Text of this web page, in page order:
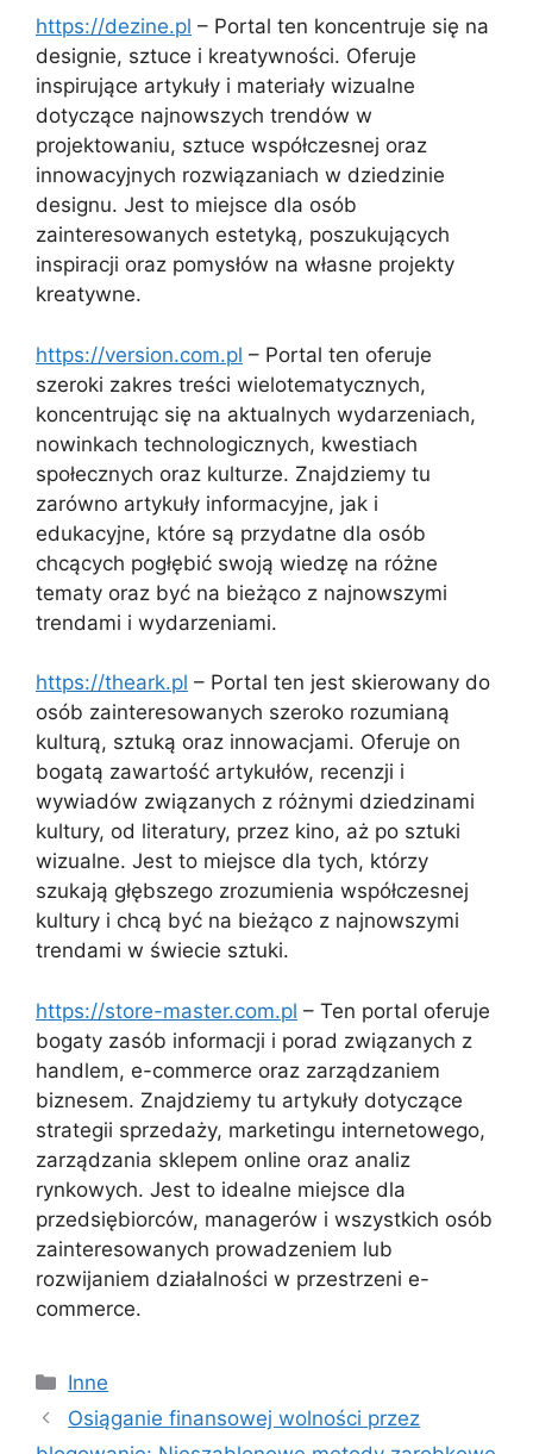
https://dezine.pl – Portal ten koncentruje się na
designie, sztuce i kreatywności. Oferuje
inspirujące artykuły i materiały wizualne
dotyczące najnowszych trendów w
projektowaniu, sztuce współczesnej oraz
innowacyjnych rozwiązaniach w dziedzinie
designu. Jest to miejsce dla osób
zainteresowanych estetyką, poszukujących
inspiracji oraz pomysłów na własne projekty
kreatywne.
https://version.com.pl – Portal ten oferuje
szeroki zakres treści wielotematycznych,
koncentrując się na aktualnych wydarzeniach,
nowinkach technologicznych, kwestiach
społecznych oraz kulturze. Znajdziemy tu
zarówno artykuły informacyjne, jak i
edukacyjne, które są przydatne dla osób
chcących pogłębić swoją wiedzę na różne
tematy oraz być na bieżąco z najnowszymi
trendami i wydarzeniami.
https://theark.pl – Portal ten jest skierowany do
osób zainteresowanych szeroko rozumianą
kulturą, sztuką oraz innowacjami. Oferuje on
bogatą zawartość artykułów, recenzji i
wywiadów związanych z różnymi dziedzinami
kultury, od literatury, przez kino, aż po sztuki
wizualne. Jest to miejsce dla tych, którzy
szukają głębszego zrozumienia współczesnej
kultury i chcą być na bieżąco z najnowszymi
trendami w świecie sztuki.
https://store-master.com.pl – Ten portal oferuje
bogaty zasób informacji i porad związanych z
handlem, e-commerce oraz zarządzaniem
biznesem. Znajdziemy tu artykuły dotyczące
strategii sprzedaży, marketingu internetowego,
zarządzania sklepem online oraz analiz
rynkowych. Jest to idealne miejsce dla
przedsiębiorców, managerów i wszystkich osób
zainteresowanych prowadzeniem lub
rozwijaniem działalności w przestrzeni e-
commerce.
Kategorie
Inne
Osiąganie finansowej wolności przez